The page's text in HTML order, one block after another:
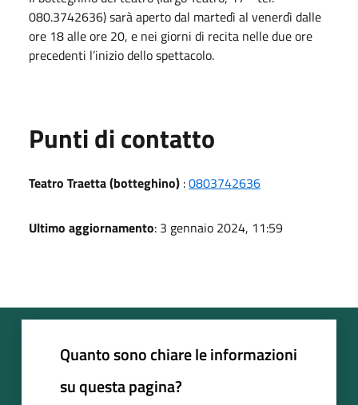
080.3742636) sarà aperto dal martedì al venerdì dalle
ore 18 alle ore 20, e nei giorni di recita nelle due ore
precedenti l’inizio dello spettacolo.
Punti di contatto
Teatro Traetta (botteghino) :0803742636
Ultimo aggiornamento: 3 gennaio 2024, 11:59
Quanto sono chiare le informazioni
su questa pagina?